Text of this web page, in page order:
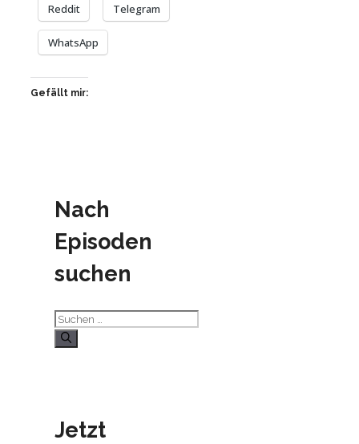
Reddit Telegram
WhatsApp
Gefällt mir:
Nach
Episoden
suchen
Suchen
nach:
Jetzt